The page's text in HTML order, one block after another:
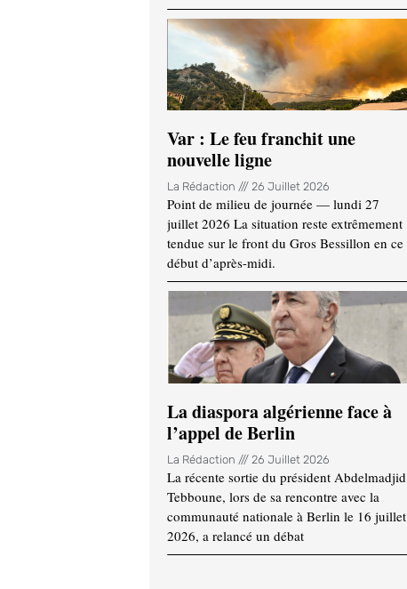
Var : Le feu franchit une
nouvelle ligne
La Rédaction 26 Juillet 2026
Point de milieu de journée — lundi 27
juillet 2026 La situation reste extrêmement
tendue sur le front du Gros Bessillon en ce
début d’après-midi.
La diaspora algérienne face à
l’appel de Berlin
La Rédaction 26 Juillet 2026
La récente sortie du président Abdelmadjid
Tebboune, lors de sa rencontre avec la
communauté nationale à Berlin le 16 juillet
2026, a relancé un débat